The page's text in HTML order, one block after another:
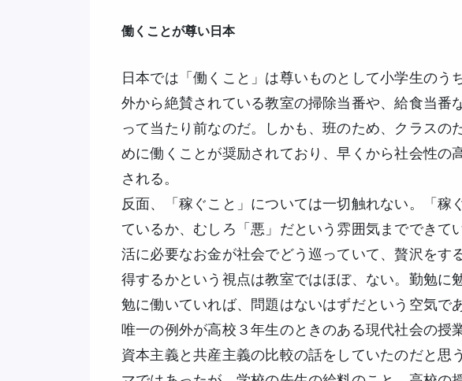
働くことが尊い日本
日本では「働くこと」は尊いものとして小学生のう
外から絶賛されている教室の掃除当番や、給食当番
って当たり前なのだ。しかも、班のため、クラスの
めに働くことが奨励されており、早くから社会性の
される。
反面、「稼ぐこと」については一切触れない。「稼
ているか、むしろ「悪」だという雰囲気までできて
活に必要なお金が社会でどう巡っていて、贅沢をす
得するかという視点は教室ではほぼ、ない。勤勉に
勉に働いていれば、問題はないはずだという空気で
唯一の例外が高校３年生のときのある現代社会の授
資本主義と共産主義の比較の話をしていたのだと思